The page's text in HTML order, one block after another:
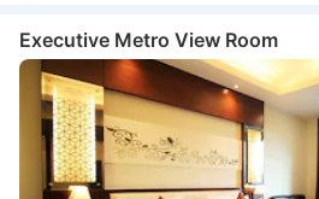
Executive Metro View Room